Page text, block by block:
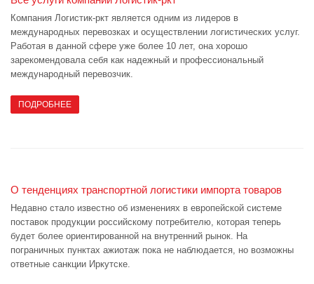
Компания Логистик-ркт является одним из лидеров в
международных перевозках и осуществлении логистических услуг.
Работая в данной сфере уже более 10 лет, она хорошо
зарекомендовала себя как надежный и профессиональный
международный перевозчик.
ПОДРОБНЕЕ
О тенденциях транспортной логистики импорта товаров
Недавно стало известно об изменениях в европейской системе
поставок продукции российскому потребителю, которая теперь
будет более ориентированной на внутренний рынок. На
пограничных пунктах ажиотаж пока не наблюдается, но возможны
ответные санкции Иркутске.